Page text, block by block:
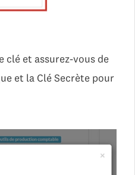
clé et assurez-vous de
et la Clé Secrète pour